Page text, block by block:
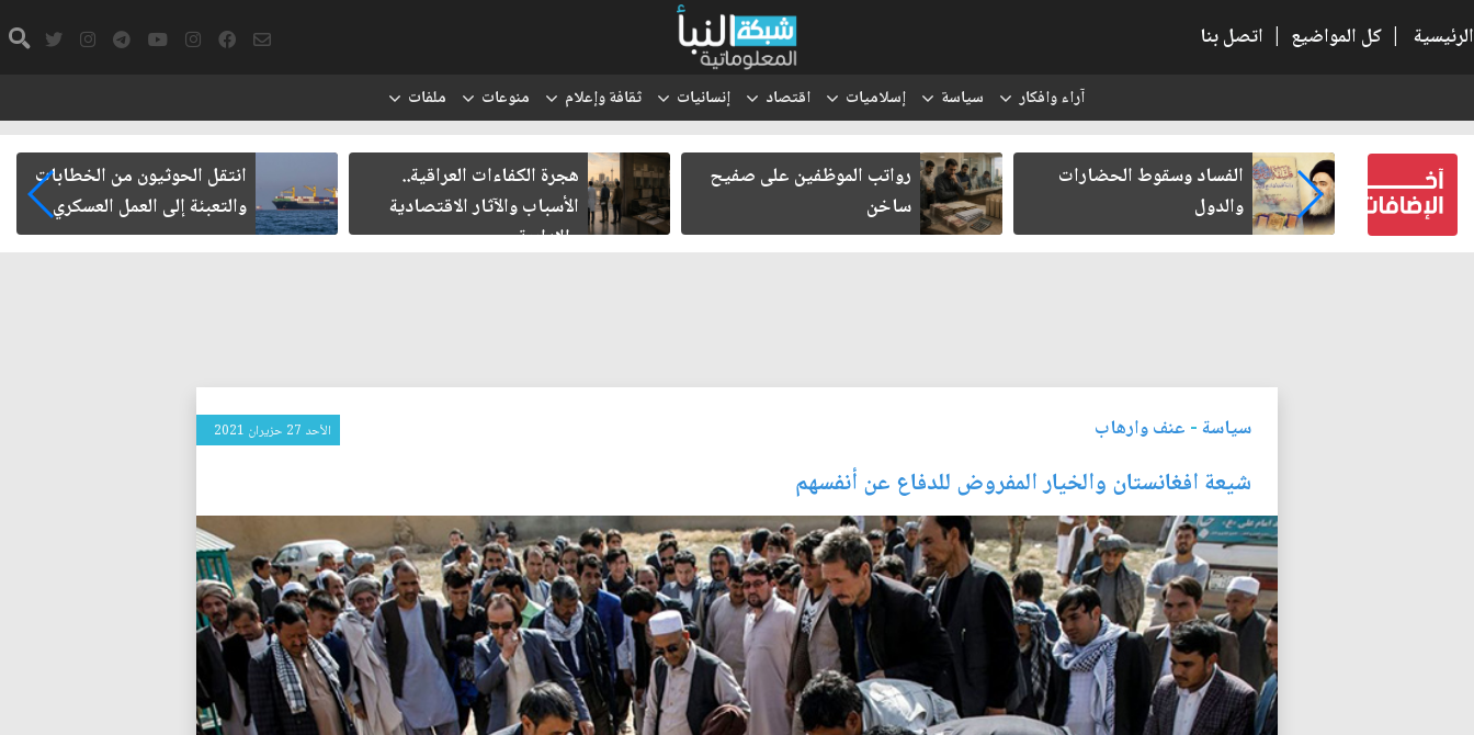
الرئيسية | كل المواضيع | اتصل بنا
آراء وافكار سياسة إسلاميات اقتصاد إنسانيات ثقافة وإعلام منوعات ملفات
كتب لنفسه
الفساد وسقوط الحضارات
والدول
رواتب الموظفين على صفيح
ساخن
هجرة الكفاءات العراقية..
الأسباب والآثار الاقتصادية
والإدارية
انتقل الحوثيون من الخطابات
والتعبئة إلى العمل العسكري
سياسة- عنف وارهاب الأحد 27 حزيران 2021
شيعة افغانستان والخيار المفروض للدفاع عن أنفسهم